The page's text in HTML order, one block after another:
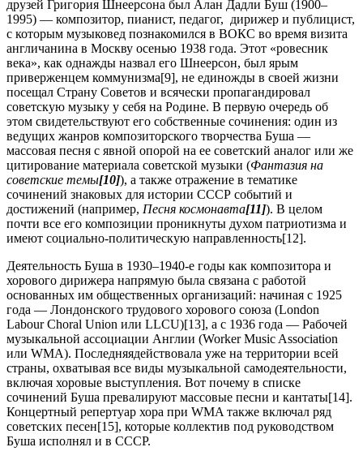
друзей Григория Шнеерсона был Алан Дадли Буш (1900–
1995) — композитор, пианист, педагог, дирижер и публицист,
с которым музыковед познакомился в ВОКС во время визита
англичанина в Москву осенью 1938 года. Этот «ровесник
века», как однажды назвал его Шнеерсон, был ярым
приверженцем коммунизма[9], не единожды в своей жизни
посещал Страну Советов и всячески пропагандировал
советскую музыку у себя на Родине. В первую очередь об
этом свидетельствуют его собственные сочинения: один из
ведущих жанров композиторского творчества Буша —
массовая песня с явной опорой на ее советский аналог или же
цитирование материала советской музыки (Фантазия на
советские темы[10]), а также отражение в тематике
сочинений знаковых для истории СССР событий и
достижений (например, Песня космонавта[11]). В целом
почти все его композиции проникнуты духом патриотизма и
имеют социально-политическую направленность[12].
Деятельность Буша в 1930–1940-е годы как композитора и
хорового дирижера напрямую была связана с работой
основанных им общественных организаций: начиная с 1925
года — Лондонского трудового хорового союза (London
Labour Choral Union или LLCU)[13], а с 1936 года — Рабочей
музыкальной ассоциации Англии (Worker Music Association
или WMA). Последняядействовала уже на территории всей
страны, охватывая все виды музыкальной самодеятельности,
включая хоровые выступления. Вот почему в списке
сочинений Буша превалируют массовые песни и кантаты[14].
Концертный репертуар хора при WMA также включал ряд
советских песен[15], которые коллектив под руководством
Буша исполнял и в СССР.